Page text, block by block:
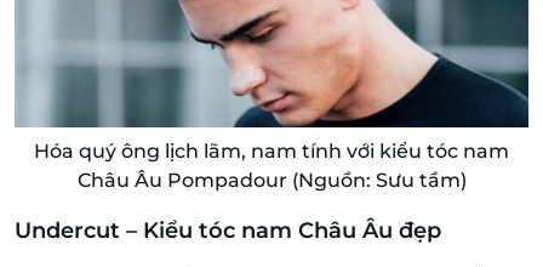
Hóa quý ông lịch lãm, nam tính với kiểu tóc nam
Châu Âu Pompadour (Nguồn: Sưu tầm)
Undercut – Kiểu tóc nam Châu Âu đẹp